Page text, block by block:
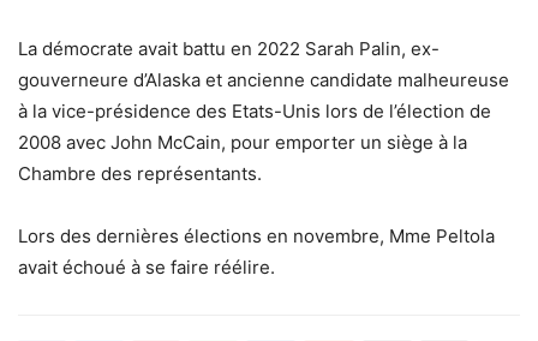
La démocrate avait battu en 2022 Sarah Palin, ex-
gouverneure d’Alaska et ancienne candidate malheureuse
à la vice-présidence des Etats-Unis lors de l’élection de
2008 avec John McCain, pour emporter un siège à la
Chambre des représentants.
Lors des dernières élections en novembre, Mme Peltola
avait échoué à se faire réélire.